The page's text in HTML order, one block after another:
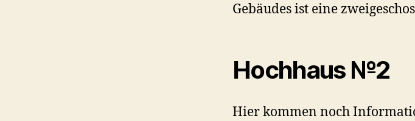
Gebäudes ist eine
Hochhaus №2
Hier kommen noch